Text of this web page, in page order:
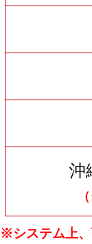
沖
※システム上